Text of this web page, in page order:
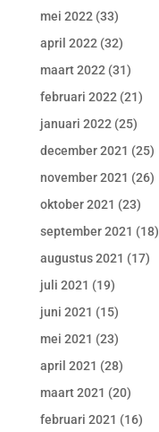
mei 2022 (33)
april 2022 (32)
maart 2022 (31)
februari 2022 (21)
januari 2022 (25)
december 2021 (25)
november 2021 (26)
oktober 2021 (23)
september 2021 (18)
augustus 2021 (17)
juli 2021 (19)
juni 2021 (15)
mei 2021 (23)
april 2021 (28)
maart 2021 (20)
februari 2021 (16)